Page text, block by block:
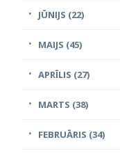
JŪNIJS (22)
MAIJS (45)
APRĪLIS (27)
MARTS (38)
FEBRUĀRIS (34)